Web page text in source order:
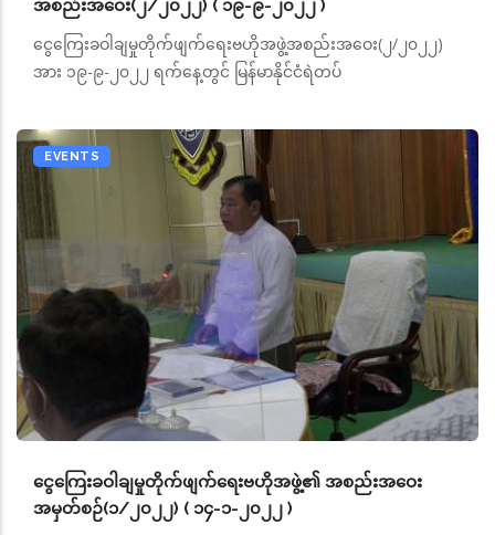
အစည်းအဝေး(၂/၂၀၂၂) ( ၁၉-၉-၂၀၂၂ )
ငွေကြေးခဝါချမှုတိုက်ဖျက်ရေးဗဟိုအဖွဲ့အစည်းအဝေး(၂/၂၀၂၂)
အား ၁၉-၉-၂၀၂၂ ရက်နေ့တွင် မြန်မာနိုင်ငံရဲတပ်
EVENTS
ငွေကြေးခဝါချမှုတိုက်ဖျက်ရေးဗဟိုအဖွဲ့၏ အစည်းအဝေး
အမှတ်စဉ်(၁/၂၀၂၂) ( ၁၄-၁-၂၀၂၂ )